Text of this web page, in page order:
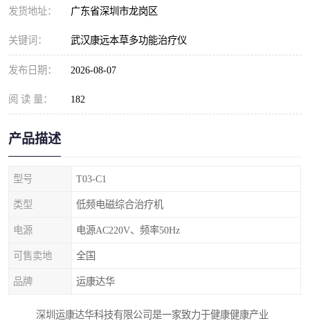
发货地址： 广东省深圳市龙岗区
关键词： 武汉康远本草多功能治疗仪
发布日期： 2026-08-07
阅 读 量： 182
产品描述
型号 T03-C1
类型 低频电磁综合治疗机
电源 电源AC220V、频率50Hz
可售卖地 全国
品牌 运康达华
深圳运康达华科技有限公司是一家致力于健康健康产业